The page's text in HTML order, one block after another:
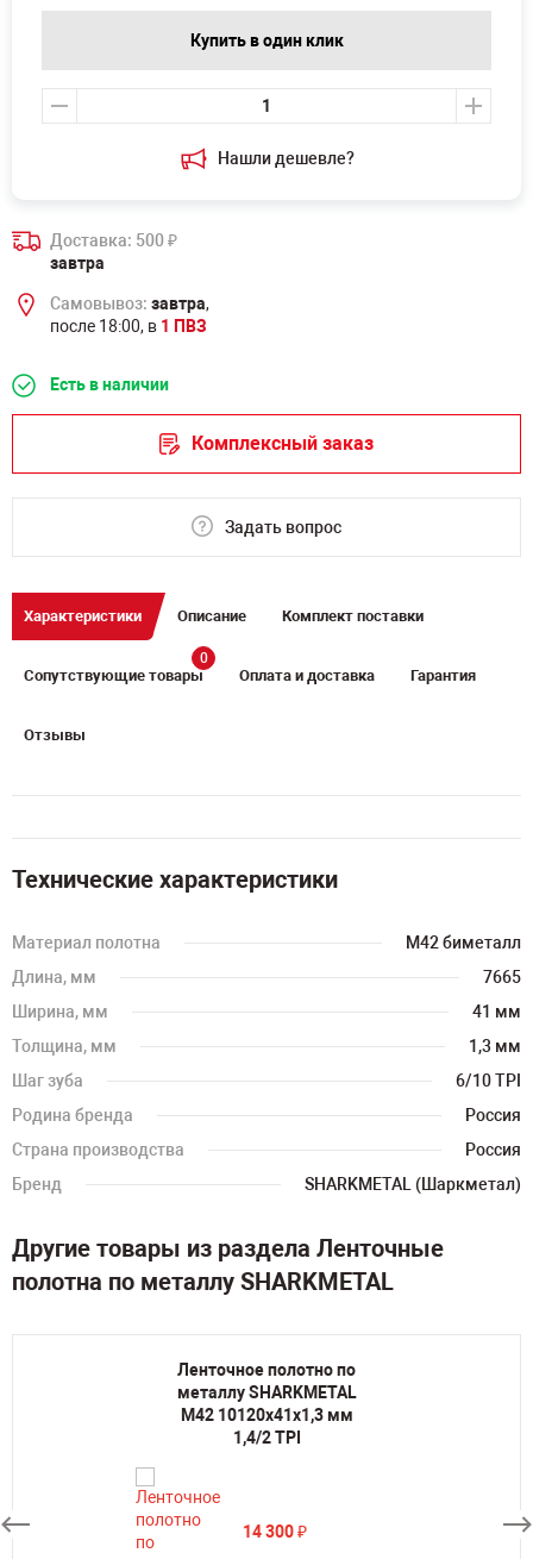
Нашли дешевле?
Купить в один клик
Доставка: 500₽
завтра
Самовывоз: завтра,
после 18:00, в 1 ПВЗ
Есть в наличии
Комплексный заказ
Задать вопрос
Характеристики Описание Комплект поставки
Сопутствующие товары
0
Оплата и доставка Гарантия
Отзывы
Технические характеристики
Материал полотна
M42 биметалл
Длина, мм
7665
Ширина, мм
41 мм
Толщина, мм
1,3 мм
Шаг зуба
6/10 TPI
Родина бренда
Россия
Страна производства
Россия
Бренд
SHARKMETAL (Шаркметал)
Другие товары из раздела Ленточные
полотна по металлу SHARKMETAL
Ленточное полотно по
металлу SHARKMETAL
M42 10120х41х1,3 мм
1,4/2 TPI
14 300₽